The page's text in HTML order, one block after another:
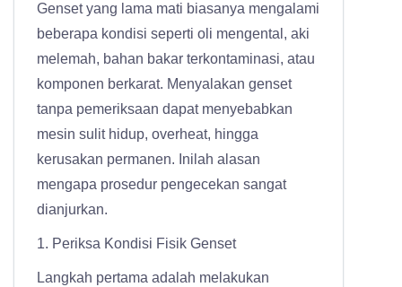
Genset yang lama mati biasanya mengalami
beberapa kondisi seperti oli mengental, aki
melemah, bahan bakar terkontaminasi, atau
komponen berkarat. Menyalakan genset
tanpa pemeriksaan dapat menyebabkan
mesin sulit hidup, overheat, hingga
kerusakan permanen. Inilah alasan
mengapa prosedur pengecekan sangat
dianjurkan.
1. Periksa Kondisi Fisik Genset
Langkah pertama adalah melakukan